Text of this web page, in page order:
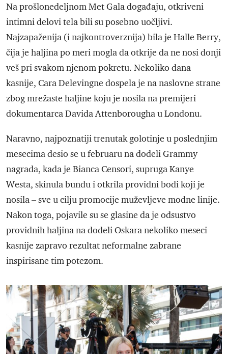
Na prošlonedeljnom Met Gala događaju, otkriveni
intimni delovi tela bili su posebno uočljivi.
Najzapaženija (i najkontroverznija) bila je Halle Berry,
čija je haljina po meri mogla da otkrije da ne nosi donji
veš pri svakom njenom pokretu. Nekoliko dana
kasnije, Cara Delevingne dospela je na naslovne strane
zbog mrežaste haljine koju je nosila na premijeri
dokumentarca Davida Attenborougha u Londonu.
Naravno, najpoznatiji trenutak golotinje u poslednjim
mesecima desio se u februaru na dodeli Grammy
nagrada, kada je Bianca Censori, supruga Kanye
Westa, skinula bundu i otkrila providni bodi koji je
nosila – sve u cilju promocije muževljeve modne linije.
Nakon toga, pojavile su se glasine da je odsustvo
providnih haljina na dodeli Oskara nekoliko meseci
kasnije zapravo rezultat neformalne zabrane
inspirisane tim potezom.